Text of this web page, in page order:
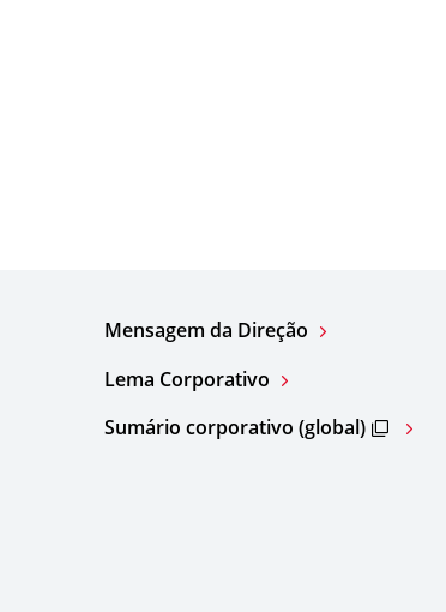
Mensagem da Direção
Lema Corporativo
Sumário corporativo (global)